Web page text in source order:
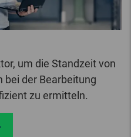
um die Standzeit von
bei der Bearbeitung
zu ermitteln.